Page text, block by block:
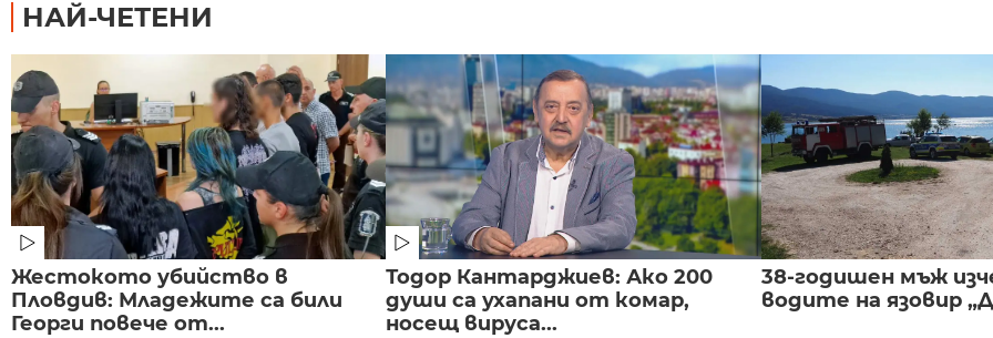
НАЙ-ЧЕТЕНИ
Жестокото убийство в
Пловдив: Младежите са били
Георги повече от...
Тодор Кантарджиев: Ако 200
души са ухапани от комар,
носещ вируса...
38-годишен мъж
водите на язовир